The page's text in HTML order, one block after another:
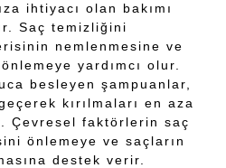
ihtiyacı olan bakımı
Saç temizliğini
nemlenmesine ve
yardımcı olur.
besleyen şampuanlar,
kırılmaları en aza
Çevresel faktörlerin saç
önlemeye ve saçların
destek verir.